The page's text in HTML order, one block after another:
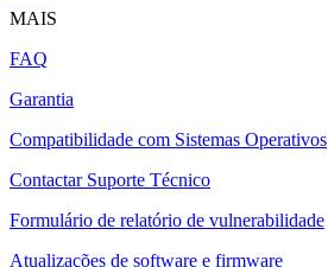
MAIS
FAQ
Garantia
Compatibilidade com Sistemas Operativos
Contactar Suporte Técnico
Formulário de relatório de vulnerabilidade
Atualizações de software e firmware